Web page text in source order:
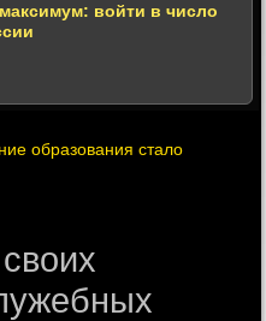
войти в число
образования стало